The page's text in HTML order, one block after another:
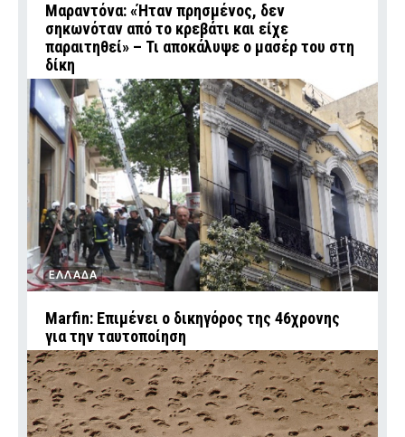
Μαραντόνα: «Ήταν πρησμένος, δεν
σηκωνόταν από το κρεβάτι και είχε
παραιτηθεί» – Τι αποκάλυψε ο μασέρ του στη
δίκη
ΕΛΛΑΔΑ
Marfin: Επιμένει ο δικηγόρος της 46χρονης
για την ταυτοποίηση